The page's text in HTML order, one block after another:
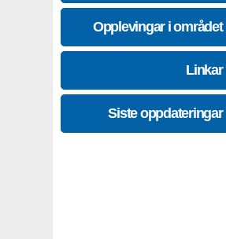
Opplevingar i området
Linkar
Siste oppdateringar